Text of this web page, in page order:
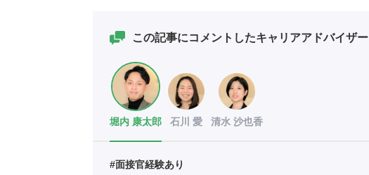
この記事にコメントしたキャリアアドバイザー
堀内 康太郎 石川 愛 清水 沙也香
#面接官経験あり